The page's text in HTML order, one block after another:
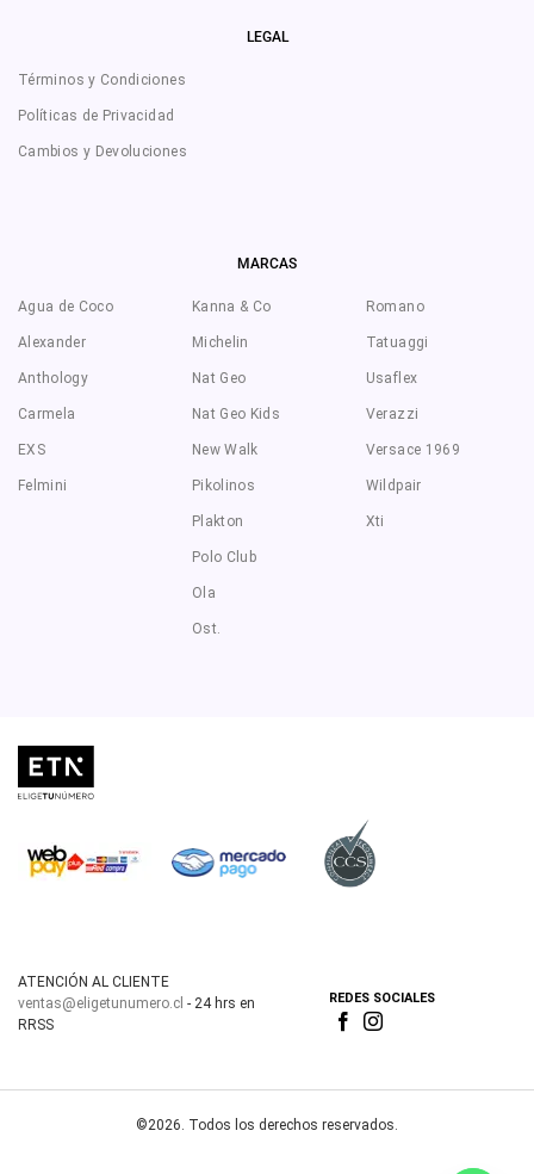
LEGAL
Términos y Condiciones
Políticas de Privacidad
Cambios y Devoluciones
MARCAS
Agua de Coco
Alexander
Anthology
Carmela
EXS
Felmini
Kanna & Co
Michelin
Nat Geo
Nat Geo Kids
New Walk
Pikolinos
Plakton
Polo Club
Ola
Ost.
Romano
Tatuaggi
Usaflex
Verazzi
Versace 1969
Wildpair
Xti
ATENCIÓN AL CLIENTE
ventas@eligetunumero.cl - 24 hrs en
RRSS
REDES SOCIALES
©2026. Todos los derechos reservados.